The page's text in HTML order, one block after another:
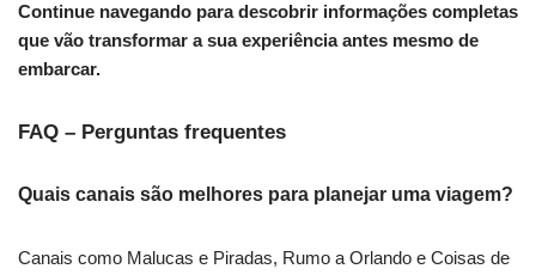
Continue navegando para descobrir informações completas
que vão transformar a sua experiência antes mesmo de
embarcar.
FAQ – Perguntas frequentes
Quais canais são melhores para planejar uma viagem?
Canais como Malucas e Piradas, Rumo a Orlando e Coisas de